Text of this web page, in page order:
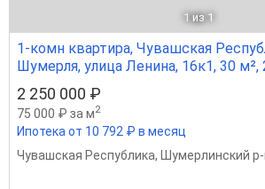
1 из 1
1-комн квартира, Чувашская
Шумерля, улица Ленина, 16к1, 30 м²,
2 250 000 ₽
75 000 ₽ за м2
Ипотека от 10 792 ₽ в месяц
Чувашская Республика, Шумерлинский